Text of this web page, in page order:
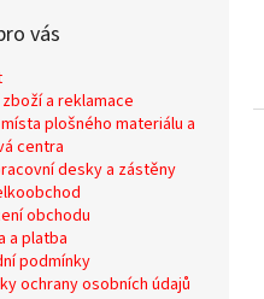
vás
a reklamace
plošného materiálu a
centra
desky a zástěny
obchodu
a platba
podmínky
ochrany osobních údajů